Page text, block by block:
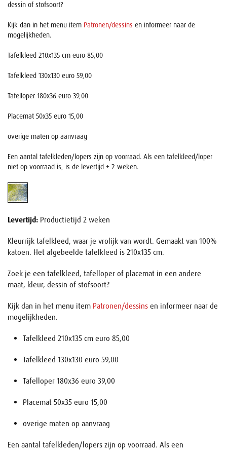
dessin of stofsoort?
Kijk dan in het menu item Patronen/dessins en informeer naar de
mogelijkheden.
Tafelkleed 210x135 cm euro 85,00
Tafelkleed 130x130 euro 59,00
Tafelloper 180x36 euro 39,00
Placemat 50x35 euro 15,00
overige maten op aanvraag
Een aantal tafelkleden/lopers zijn op voorraad. Als een tafelkleed/loper
niet op voorraad is, is de levertijd ± 2 weken.
Levertijd: Productietijd 2 weken
Kleurrijk tafelkleed, waar je vrolijk van wordt. Gemaakt van 100%
katoen. Het afgebeelde tafelkleed is 210x135 cm.
Zoek je een tafelkleed, tafelloper of placemat in een andere
maat, kleur, dessin of stofsoort?
Kijk dan in het menu item Patronen/dessins en informeer naar de
mogelijkheden.
Tafelkleed 210x135 cm euro 85,00
Tafelkleed 130x130 euro 59,00
Tafelloper 180x36 euro 39,00
Placemat 50x35 euro 15,00
overige maten op aanvraag
Een aantal tafelkleden/lopers zijn op voorraad. Als een